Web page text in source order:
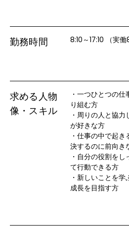
勤務時間 8:10～17:10 （実働
求める人物
像・スキル
・一つひとつの
り組む方
・周りの人と協
が好きな方
・仕事の中で起
決するのに前向き
・自分の役割を
て行動できる方
・新しいことを
成長を目指す方